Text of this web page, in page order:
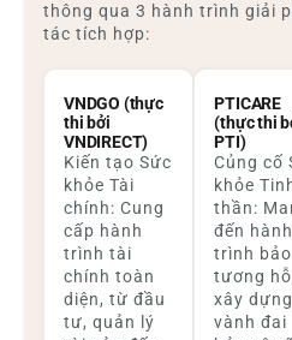
thông qua 3 hành trình giải
tác tích hợp:
VNDGO (thực
thi bởi
VNDIRECT)
Kiến tạo Sức
khỏe Tài
chính: Cung
cấp hành
trình tài
chính toàn
diện, từ đầu
tư, quản lý
PTICARE
(thực thi
PTI)
Củng cố
khỏe
thần:
đến hành
trình
tương
xây dựng
vành đai